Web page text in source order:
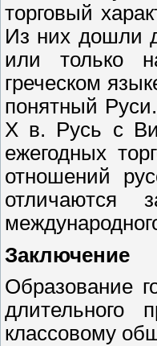
торговый
Из них дошли
или только
греческом
понятный
X в. Русь с
ежегодных
отношений
отличаются
Заключение
Образование
длительного
классовому